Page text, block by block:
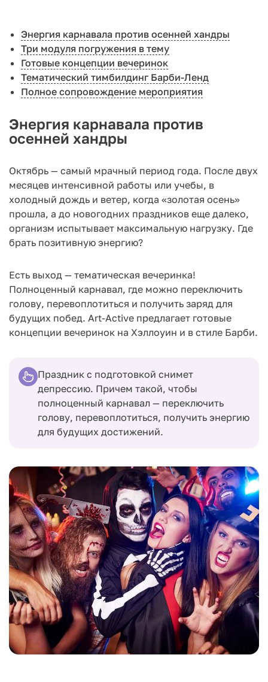
Энергия карнавала против осенней хандры
Три модуля погружения в тему
Готовые концепции вечеринок
Тематический тимбилдинг Барби-Ленд
Полное сопровождение мероприятия
Энергия карнавала против
осенней хандры
Октябрь — самый мрачный период года. После двух
месяцев интенсивной работы или учебы, в
холодный дождь и ветер, когда «золотая осень»
прошла, а до новогодних праздников еще далеко,
организм испытывает максимальную нагрузку. Где
брать позитивную энергию?
Есть выход — тематическая вечеринка!
Полноценный карнавал, где можно переключить
голову, перевоплотиться и получить заряд для
будущих побед. Art-Active предлагает готовые
концепции вечеринок на Хэллоуин и в стиле Барби.
Праздник с подготовкой снимет
депрессию. Причем такой, чтобы
полноценный карнавал — переключить
голову, перевоплотиться, получить энергию
для будущих достижений.